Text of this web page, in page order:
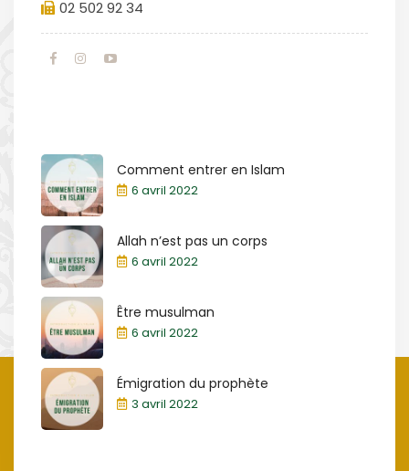
02 502 92 34
Comment entrer en Islam
6 avril 2022
Allah n’est pas un corps
6 avril 2022
Être musulman
6 avril 2022
Émigration du prophète
3 avril 2022